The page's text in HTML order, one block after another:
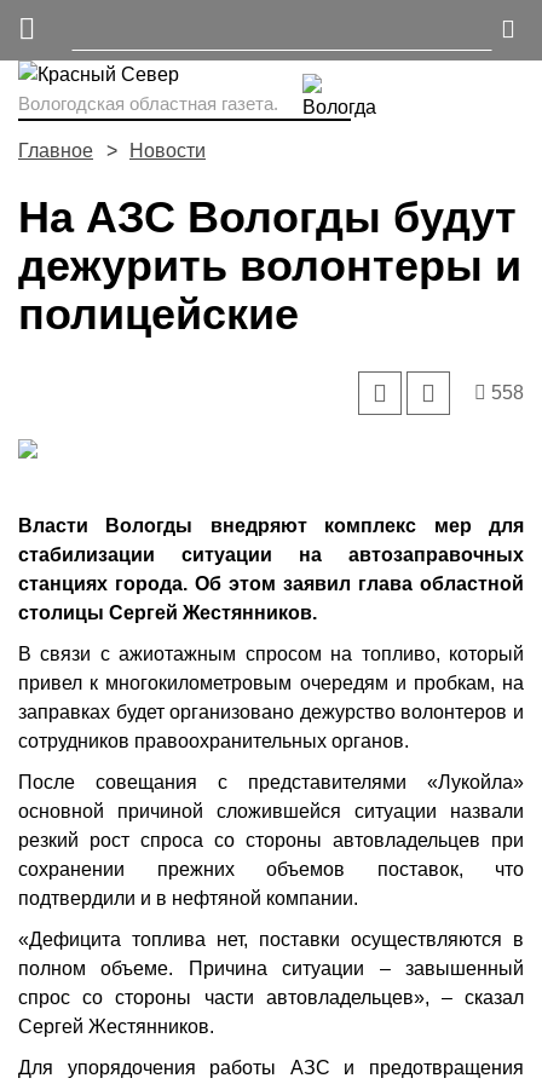
Вологодская областная газета.
Главное Новости
На АЗС Вологды будут
дежурить волонтеры и
полицейские
558
Власти Вологды внедряют комплекс мер для
стабилизации ситуации на автозаправочных
станциях города. Об этом заявил глава областной
столицы Сергей Жестянников.
В связи с ажиотажным спросом на топливо, который
привел к многокилометровым очередям и пробкам, на
заправках будет организовано дежурство волонтеров и
сотрудников правоохранительных органов.
После совещания с представителями «Лукойла»
основной причиной сложившейся ситуации назвали
резкий рост спроса со стороны автовладельцев при
сохранении прежних объемов поставок, что
подтвердили и в нефтяной компании.
«Дефицита топлива нет, поставки осуществляются в
полном объеме. Причина ситуации – завышенный
спрос со стороны части автовладельцев», – сказал
Сергей Жестянников.
Для упорядочения работы АЗС и предотвращения